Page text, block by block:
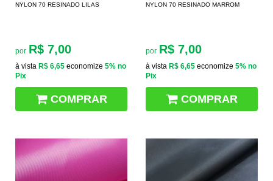
NYLON 70 RESINADO LILAS
por R$ 7,00
à vista R$ 6,65 economize 5% no
Pix
COMPRAR
NYLON 70 RESINADO MARROM
por R$ 7,00
à vista R$ 6,65 economize 5% no
Pix
COMPRAR